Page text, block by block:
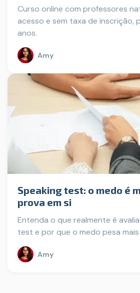
Curso online com professores
acesso e sem taxa de inscrição,
anos.
Amy
Speaking test: o medo é
prova em si
Entenda o que realmente é
test e por que o medo pesa
Amy